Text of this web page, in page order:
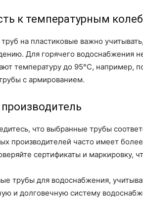
к температурным
на пластиковые важно
Для горячего водоснабжения
температуру до 95°C, например,
с армированием.
что выбранные трубы
производителей часто имеет
сертификаты и маркировку,
трубы для водоснабжения,
и долговечную систему